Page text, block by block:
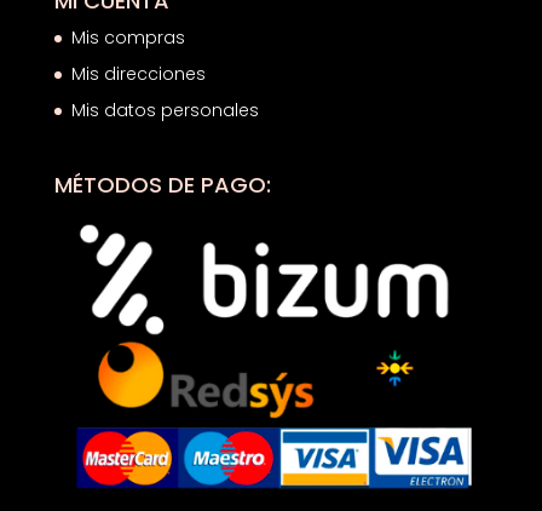
Mis compras
Mis direcciones
Mis datos personales
MÉTODOS DE PAGO: